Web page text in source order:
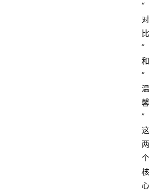
“
对
比
”
和
“
温
馨
”
这
两
个
核
心